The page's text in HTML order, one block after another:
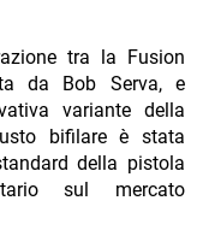
tra la Fusion
da Bob Serva, e
variante della
bifilare è stata
della pistola
sul mercato